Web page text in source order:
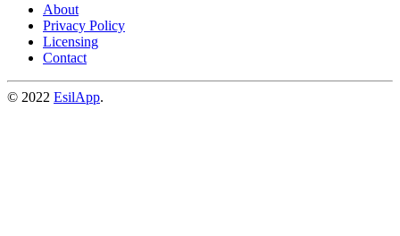
About
Privacy Policy
Licensing
Contact
© 2022 EsilApp.